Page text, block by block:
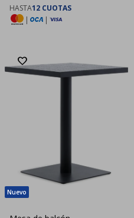
HASTA12 CUOTAS
|
|